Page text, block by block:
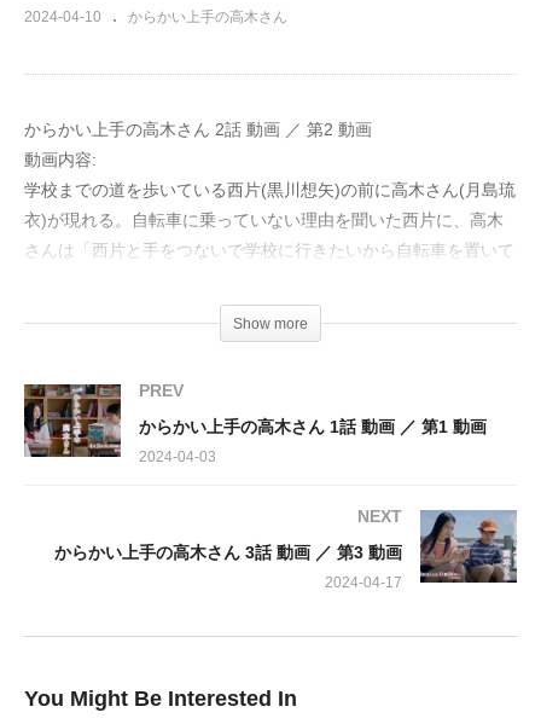
2024-04-10 からかい上手の高木さん
からかい上手の高木さん 2話 動画 ／ 第2 動画
動画内容:
学校までの道を歩いている西片(黒川想矢)の前に高木さん(月島琉
衣)が現れる。自転車に乗っていない理由を聞いた西片に、高木
さんは「西片と手をつないで学校に行きたいから自転車を置いて
ゃない理由を当てたら俺の勝ちっていうのはどう？」と勝負を持
出演：
月島琉衣、黒川想矢、江口洋介
Show more
PREV
からかい上手の高木さん 1話 動画 ／ 第1 動画
2024-04-03
NEXT
からかい上手の高木さん 3話 動画 ／ 第3 動画
2024-04-17
You Might Be Interested In